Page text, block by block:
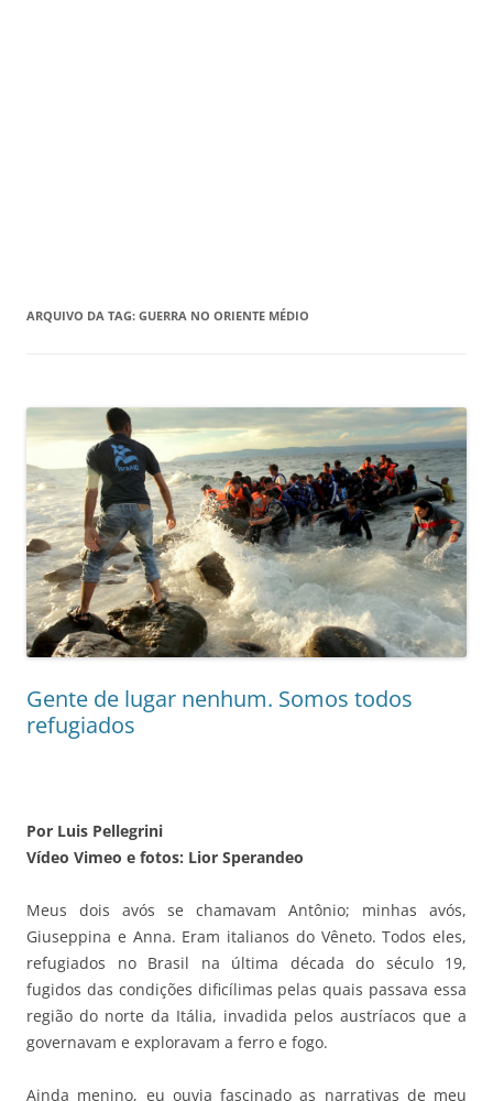
ARQUIVO DA TAG: GUERRA NO ORIENTE MÉDIO
Gente de lugar nenhum. Somos todos
refugiados
Por Luis Pellegrini
Vídeo Vimeo e fotos: Lior Sperandeo
Meus dois avós se chamavam Antônio; minhas avós,
Giuseppina e Anna. Eram italianos do Vêneto. Todos eles,
refugiados no Brasil na última década do século 19,
fugidos das condições dificílimas pelas quais passava essa
região do norte da Itália, invadida pelos austríacos que a
governavam e exploravam a ferro e fogo.
Ainda menino, eu ouvia fascinado as narrativas de meu